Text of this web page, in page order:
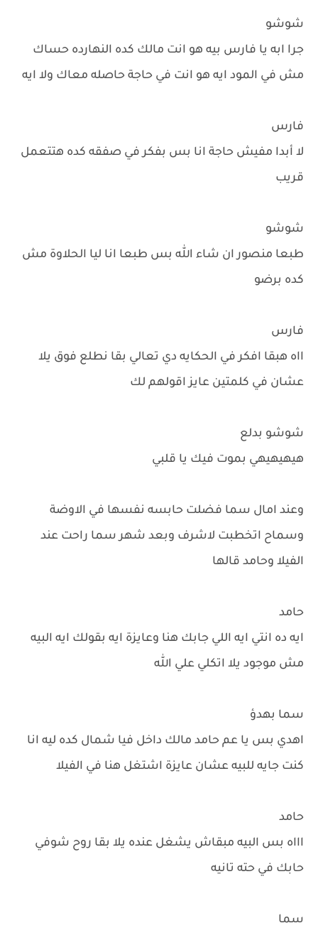
شوشو
جرا ابه يا فارس بيه هو انت مالك كده النهارده حساك
مش في المود ايه هو انت في حاجة حاصله معاك ولا ايه
فارس
لا أبدا مفيش حاجة انا بس بفكر في صفقه كده هتتعمل
قريب
شوشو
طبعا منصور ان شاء الله بس طبعا انا ليا الحلاوة مش
كده برضو
فارس
ااه هبقا افكر في الحكايه دي تعالي بقا نطلع فوق يلا
عشان في كلمتين عايز اقولهم لك
شوشو بدلع
هيهيهيهي بموت فيك يا قلبي
وعند امال سما فضلت حابسه نفسها في الاوضة
وسماح اتخطبت لاشرف وبعد شهر سما راحت عند
الفيلا وحامد قالها
حامد
ايه ده انتي ايه اللي جابك هنا وعايزة ايه بقولك ايه البيه
مش موجود يلا اتكلي علي الله
سما بهدؤ
اهدي بس يا عم حامد مالك داخل فيا شمال كده ليه انا
كنت جايه للبيه عشان عايزة اشتغل هنا في الفيلا
حامد
اااه بس البيه مبقاش يشغل عنده يلا بقا روح شوفي
حابك في حته تانيه
سما